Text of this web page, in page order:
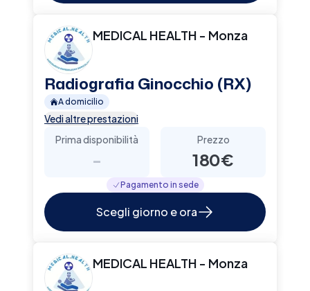
MEDICAL HEALTH - Monza
Radiografia Ginocchio (RX)
A domicilio
Vedi altre prestazioni
Prima disponibilità
-
Prezzo
180€
Pagamento in sede
Scegli giorno e ora
MEDICAL HEALTH - Monza